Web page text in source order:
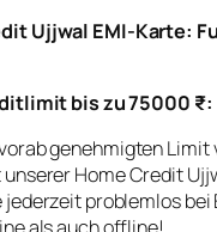
Ujjwal EMI-Karte:
bis zu 75000 ₹:
genehmigten Limit
Home Credit
jederzeit problemlos bei